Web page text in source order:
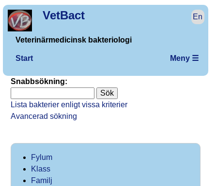
VetBact En
Veterinärmedicinsk bakteriologi
Start Meny ☰
Snabbsökning:
Lista bakterier enligt vissa kriterier
Avancerad sökning
Fylum
Klass
Familj